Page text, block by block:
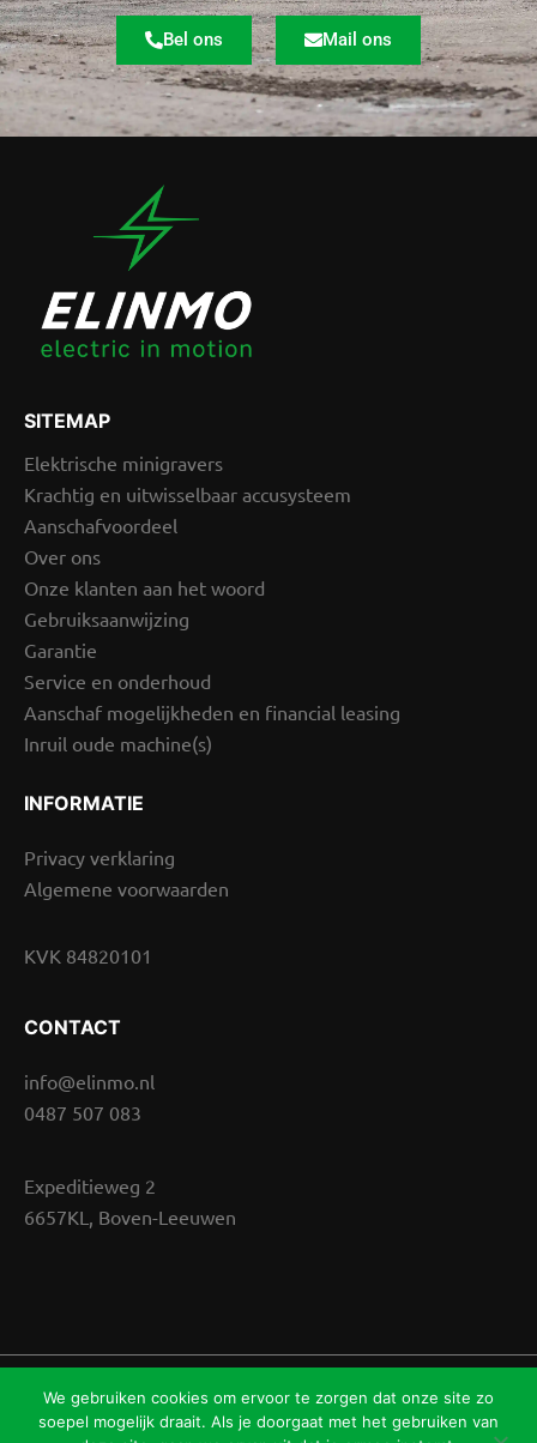
Bel ons Mail ons
SITEMAP
Elektrische minigravers
Krachtig en uitwisselbaar accusysteem
Aanschafvoordeel
Over ons
Onze klanten aan het woord
Gebruiksaanwijzing
Garantie
Service en onderhoud
Aanschaf mogelijkheden en financial leasing
Inruil oude machine(s)
INFORMATIE
Privacy verklaring
Algemene voorwaarden
KVK 84820101
CONTACT
info@elinmo.nl
0487 507 083
Expeditieweg 2
6657KL, Boven-Leeuwen
VORMKR8 | vormgeving & webdesign
We gebruiken cookies om ervoor te zorgen dat onze site zo
soepel mogelijk draait. Als je doorgaat met het gebruiken van